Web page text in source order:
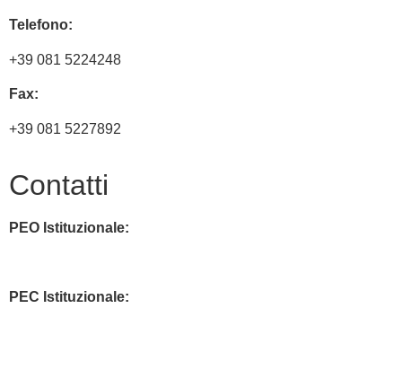
Telefono:
+39 081 5224248
Fax:
+39 081 5227892
Contatti
PEO Istituzionale:
PEC Istituzionale: